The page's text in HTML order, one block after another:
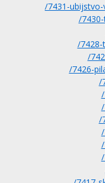
/7431-
/
/
/
/7426-
/
/